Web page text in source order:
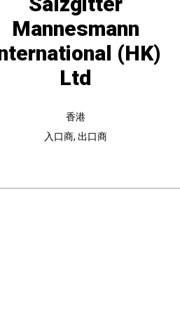
Mannesmann
(HK)
Ltd
香港
入口商, 出口商